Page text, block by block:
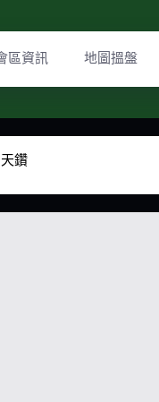
區資訊 地圖搵盤